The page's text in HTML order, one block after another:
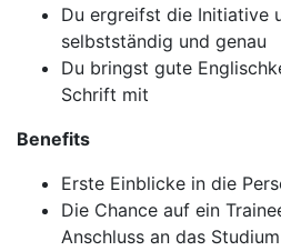
Du ergreifst die Initiative
selbstständig und genau
Du bringst gute
Schrift mit
Benefits
Erste Einblicke in die
Die Chance auf ein
Anschluss an das Studium